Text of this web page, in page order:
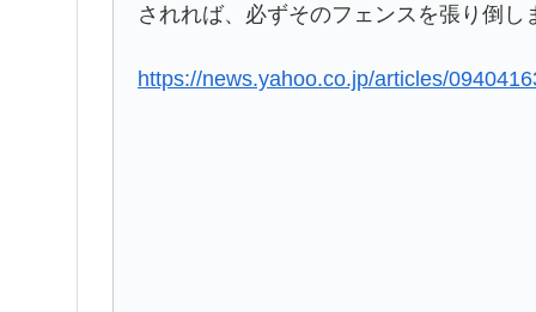
されれば、必ずそのフェンスを張り倒し
https://news.yahoo.co.jp/articles/